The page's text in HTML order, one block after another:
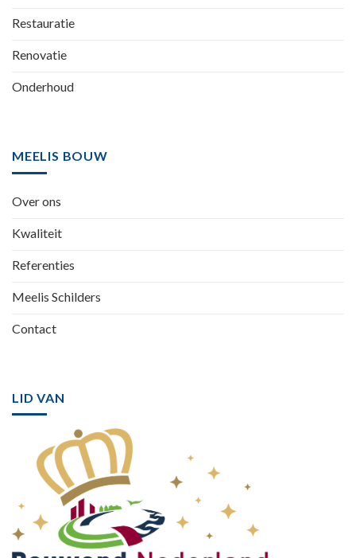
Restauratie
Renovatie
Onderhoud
MEELIS BOUW
Over ons
Kwaliteit
Referenties
Meelis Schilders
Contact
LID VAN